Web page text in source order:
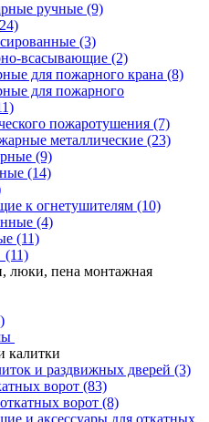
ручные (9)
(3)
всасывающие (2)
для пожарного крана (8)
для пожарного
пожаротушения (7)
металлические (23)
(9)
(14)
к огнетушителям (10)
(4)
(11)
(11)
люки, пена монтажная
калитки
и раздвижных дверей (3)
ворот (83)
ворот (8)
и аксессуары для откатных